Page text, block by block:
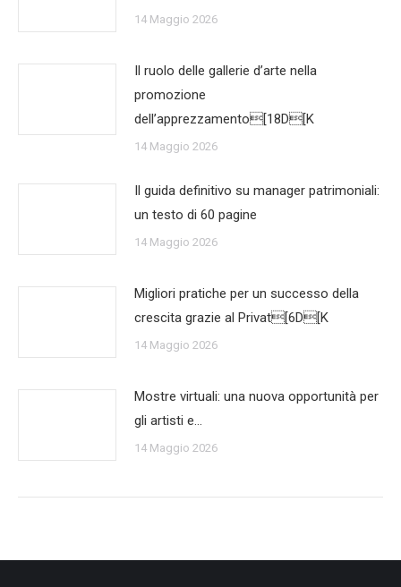
14 Maggio 2026
Il ruolo delle gallerie d’arte nella
promozione
dell’apprezzamento[18D[K
14 Maggio 2026
Il guida definitivo su manager patrimoniali:
un testo di 60 pagine
14 Maggio 2026
Migliori pratiche per un successo della
crescita grazie al Privat[6D[K
14 Maggio 2026
Mostre virtuali: una nuova opportunità per
gli artisti e…
14 Maggio 2026